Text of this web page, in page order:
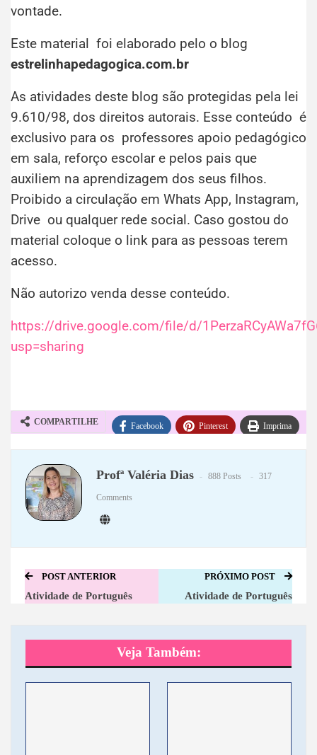
vontade.
Este material foi elaborado pelo o blog
estrelinhapedagogica.com.br
As atividades deste blog são protegidas pela lei
9.610/98, dos direitos autorais. Esse conteúdo é
exclusivo para os professores apoio pedagógico
em sala, reforço escolar e pelos pais que
auxiliem na aprendizagem dos seus filhos.
Proibido a circulação em Whats App, Instagram,
Drive ou qualquer rede social. Caso gostou do
material coloque o link para as pessoas terem
acesso.
Não autorizo venda desse conteúdo.
https://drive.google.com/file/d/
usp=sharing
COMPARTILHE Facebook Pinterest Imprima
Profª Valéria Dias 888 Posts 317
Comments
POST ANTERIOR
Atividade de Português
PRÓXIMO POST
Atividade de Português
Veja Também: